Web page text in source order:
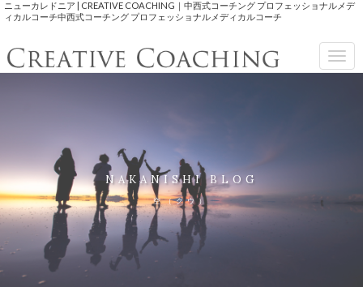
ニューカレドニア | CREATIVE COACHING｜中西式コーチング プロフェッショナルメデ
ィカルコーチ中西式コーチング プロフェッショナルメディカルコーチ
NAKANISHI BLOG
空（クウ）